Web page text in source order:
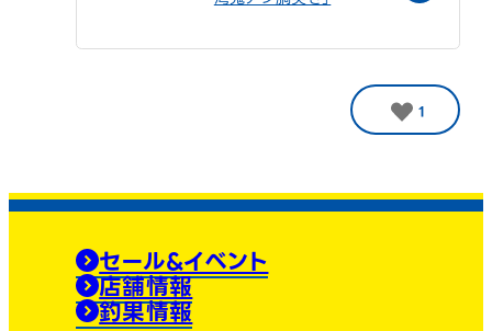
1
セール&イベント
店舗情報
釣果情報